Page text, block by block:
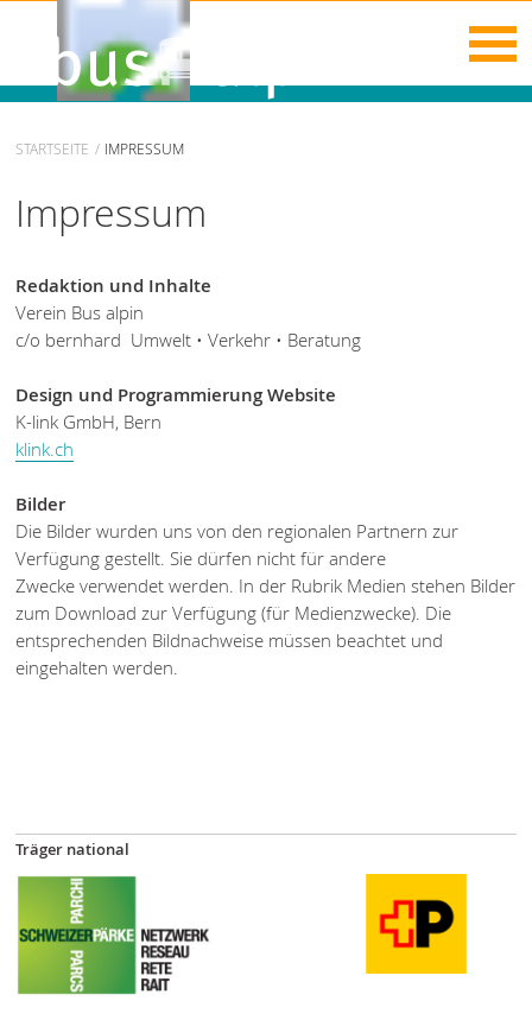
STARTSEITE IMPRESSUM
Impressum
Redaktion und Inhalte
Verein Bus alpin
c/o bernhard Umwelt • Verkehr • Beratung
Design und Programmierung Website
K-link GmbH, Bern
klink.ch
Bilder
Die Bilder wurden uns von den regionalen Partnern zur
Verfügung gestellt. Sie dürfen nicht für andere
Zwecke verwendet werden. In der Rubrik Medien stehen Bilder
zum Download zur Verfügung (für Medienzwecke). Die
entsprechenden Bildnachweise müssen beachtet und
eingehalten werden.
Träger national